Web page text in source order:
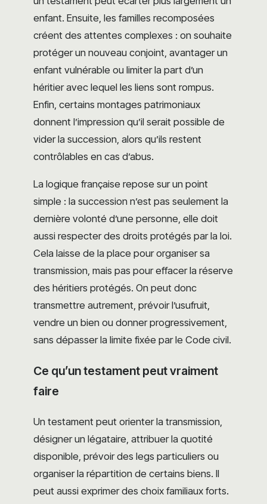
enfant. Ensuite, les familles recomposées
créent des attentes complexes : on souhaite
protéger un nouveau conjoint, avantager un
enfant vulnérable ou limiter la part d’un
héritier avec lequel les liens sont rompus.
Enfin, certains montages patrimoniaux
donnent l’impression qu’il serait possible de
vider la succession, alors qu’ils restent
contrôlables en cas d’abus.
La logique française repose sur un point
simple : la succession n’est pas seulement la
dernière volonté d’une personne, elle doit
aussi respecter des droits protégés par la loi.
Cela laisse de la place pour organiser sa
transmission, mais pas pour effacer la réserve
des héritiers protégés. On peut donc
transmettre autrement, prévoir l’usufruit,
vendre un bien ou donner progressivement,
sans dépasser la limite fixée par le Code civil.
Ce qu’un testament peut vraiment
faire
Un testament peut orienter la transmission,
désigner un légataire, attribuer la quotité
disponible, prévoir des legs particuliers ou
organiser la répartition de certains biens. Il
peut aussi exprimer des choix familiaux forts.